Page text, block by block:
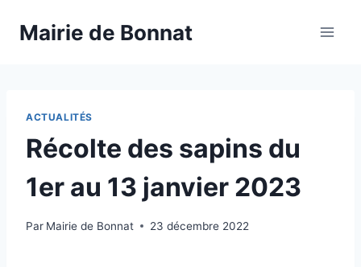
Mairie de Bonnat
ACTUALITÉS
Récolte des sapins du
1er au 13 janvier 2023
Par Mairie de Bonnat 23 décembre 2022